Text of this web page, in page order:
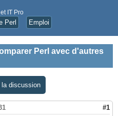
IT Pro
Perl Emploi
Perl avec d'autres
la discussion
#1